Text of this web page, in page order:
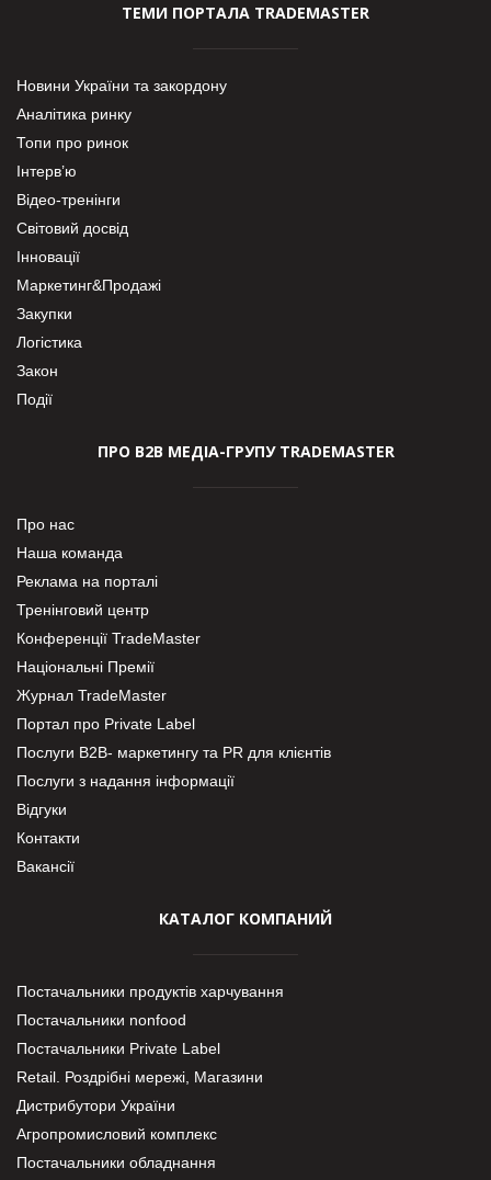
ТЕМИ ПОРТАЛА TRADEMASTER
Новини України та закордону
Аналітика ринку
Топи про ринок
Інтерв’ю
Відео-тренінги
Світовий досвід
Інновації
Маркетинг&Продажі
Закупки
Логістика
Закон
Події
ПРО В2В МЕДІА-ГРУПУ TRADEMASTER
Про нас
Наша команда
Реклама на порталі
Тренінговий центр
Конференції TradeMaster
Національні Премії
Журнал TradeMaster
Портал про Private Label
Послуги В2В- маркетингу та PR для клієнтів
Послуги з надання інформації
Відгуки
Контакти
Вакансії
КАТАЛОГ КОМПАНИЙ
Постачальники продуктів харчування
Постачальники nonfood
Постачальники Private Label
Retail. Роздрібні мережі, Магазини
Дистрибутори України
Агропромисловий комплекс
Постачальники обладнання